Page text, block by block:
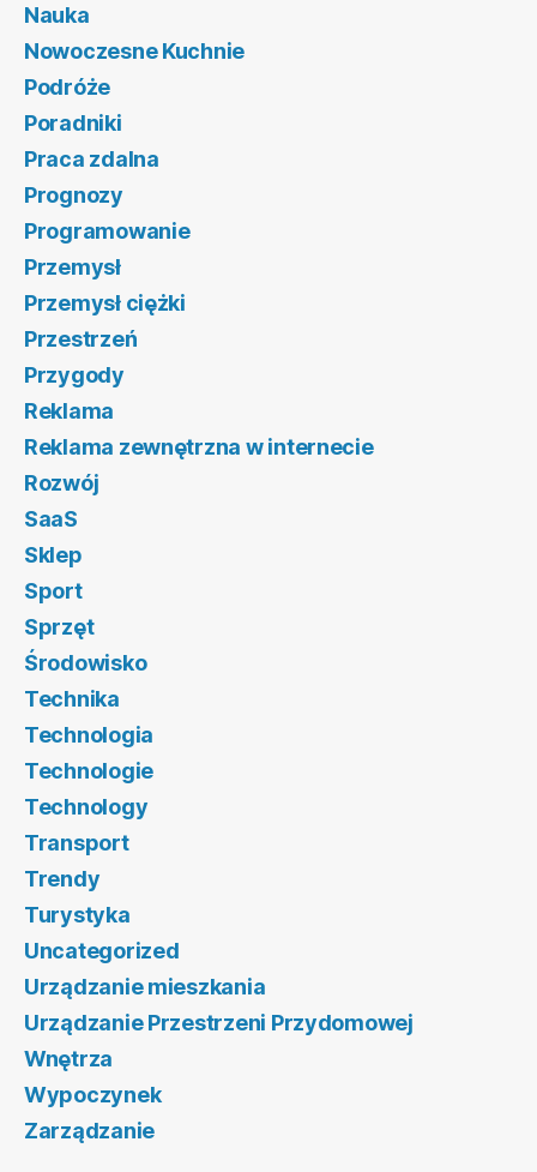
Nauka
Nowoczesne Kuchnie
Podróże
Poradniki
Praca zdalna
Prognozy
Programowanie
Przemysł
Przemysł ciężki
Przestrzeń
Przygody
Reklama
Reklama zewnętrzna w internecie
Rozwój
SaaS
Sklep
Sport
Sprzęt
Środowisko
Technika
Technologia
Technologie
Technology
Transport
Trendy
Turystyka
Uncategorized
Urządzanie mieszkania
Urządzanie Przestrzeni Przydomowej
Wnętrza
Wypoczynek
Zarządzanie